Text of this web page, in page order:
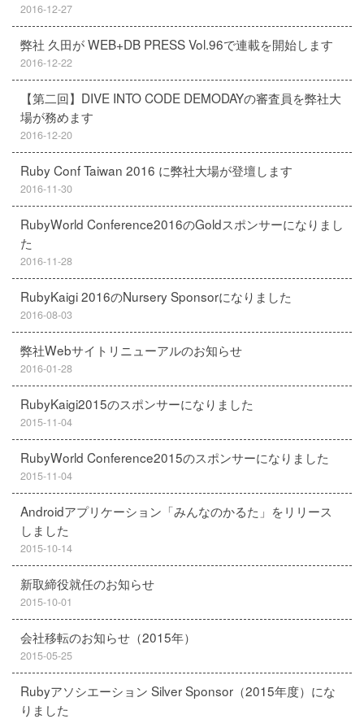
2016-12-27
弊社 久田が WEB+DB PRESS Vol.96で連載を開始します
2016-12-22
【第二回】DIVE INTO CODE DEMODAYの審査員を弊社大
場が務めます
2016-12-20
Ruby Conf Taiwan 2016 に弊社大場が登壇します
2016-11-30
RubyWorld Conference2016のGoldスポンサーになりまし
た
2016-11-28
RubyKaigi 2016のNursery Sponsorになりました
2016-08-03
弊社Webサイトリニューアルのお知らせ
2016-01-28
RubyKaigi2015のスポンサーになりました
2015-11-04
RubyWorld Conference2015のスポンサーになりました
2015-11-04
Androidアプリケーション「みんなのかるた」をリリース
しました
2015-10-14
新取締役就任のお知らせ
2015-10-01
会社移転のお知らせ（2015年）
2015-05-25
Rubyアソシエーション Silver Sponsor（2015年度）にな
りました